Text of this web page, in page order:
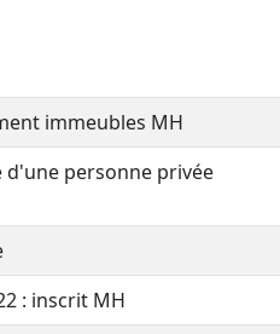
immeubles MH
d'une personne privée
: inscrit MH